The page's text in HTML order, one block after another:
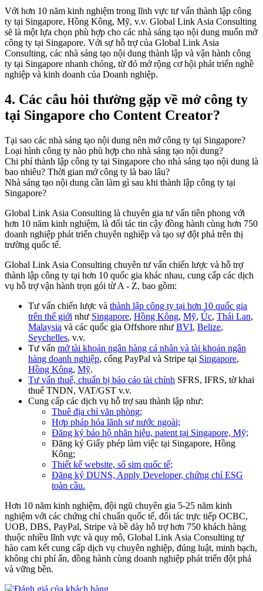
Với hơn 10 năm kinh nghiệm trong lĩnh vực tư vấn thành lập công
ty tại Singapore, Hồng Kông, Mỹ, v.v. Global Link Asia Consulting
sẽ là một lựa chọn phù hợp cho các nhà sáng tạo nội dung muốn mở
công ty tại Singapore. Với sự hỗ trợ của Global Link Asia
Consulting, các nhà sáng tạo nội dung thành lập và vận hành công
ty tại Singapore nhanh chóng, từ đó mở rộng cơ hội phát triển nghề
nghiệp và kinh doanh của Doanh nghiệp.
4. Các câu hỏi thường gặp về mở công ty
tại Singapore cho Content Creator?
Tại sao các nhà sáng tạo nội dung nên mở công ty tại Singapore?
Loại hình công ty nào phù hợp cho nhà sáng tạo nội dung?
Chi phí thành lập công ty tại Singapore cho nhà sáng tạo nội dung là
bao nhiêu? Thời gian mở công ty là bao lâu?
Nhà sáng tạo nội dung cần làm gì sau khi thành lập công ty tại
Singapore?
Global Link Asia Consulting là chuyên gia tư vấn tiên phong với
hơn 10 năm kinh nghiệm, là đối tác tin cậy đồng hành cùng hơn 750
doanh nghiệp phát triển chuyên nghiệp và tạo sự đột phá trên thị
trường quốc tế.
Global Link Asia Consulting chuyên tư vấn chiến lược và hỗ trợ
thành lập công ty tại hơn 10 quốc gia khác nhau, cung cấp các dịch
vụ hỗ trợ vận hành trọn gói từ A - Z, bao gồm:
Tư vấn chiến lược và thành lập công ty tại hơn 10 quốc gia
trên thế giới như Singapore, Hồng Kông, Mỹ, Úc, Thái Lan,
Malaysia và các quốc gia Offshore như BVI, Belize,
Seychelles, v.v.
Tư vấn mở tài khoản ngân hàng cá nhân và tài khoản ngân
hàng doanh nghiệp, cổng PayPal và Stripe tại Singapore,
Hồng Kông, Mỹ.
Tư vấn thuế, chuẩn bị báo cáo tài chính SFRS, IFRS, tờ khai
thuế TNDN, VAT/GST v.v.
Cung cấp các dịch vụ hỗ trợ sau thành lập như:
Thuê địa chỉ văn phòng;
Hợp pháp hóa lãnh sự nước ngoài;
Đăng ký bảo hộ nhãn hiệu, patent tại Singapore, Mỹ;
Đăng ký Giấy phép làm việc tại Singapore, Hồng
Kông;
Thiết kế website, số sim quốc tế;
Đăng ký DUNS, Apply Developer, chứng chỉ ESG
toàn cầu.
Hơn 10 năm kinh nghiệm, đội ngũ chuyên gia 5-25 năm kinh
nghiệm với các chứng chỉ chuẩn quốc tế, đối tác trực tiếp OCBC,
UOB, DBS, PayPal, Stripe và bề dày hỗ trợ hơn 750 khách hàng
thuộc nhiều lĩnh vực và quy mô, Global Link Asia Consulting tự
hào cam kết cung cấp dịch vụ chuyên nghiệp, đúng luật, minh bạch,
không chi phí ẩn, đồng hành cùng doanh nghiệp phát triển đột phá
và vững bền.